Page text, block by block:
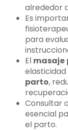
alrededor
Es
para
El masaje
parto,
Consultar
esencial
el parto.